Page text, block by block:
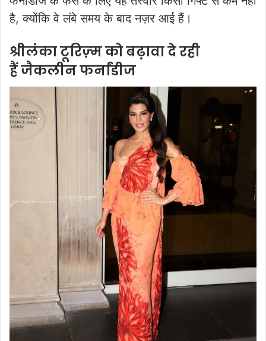
है, क्योंकि वे लंबे समय के बाद नज़र आई हैं।
श्रीलंका टूरिज़्म को बढ़ावा दे रही
हैं जैकलीन फर्नांडीज